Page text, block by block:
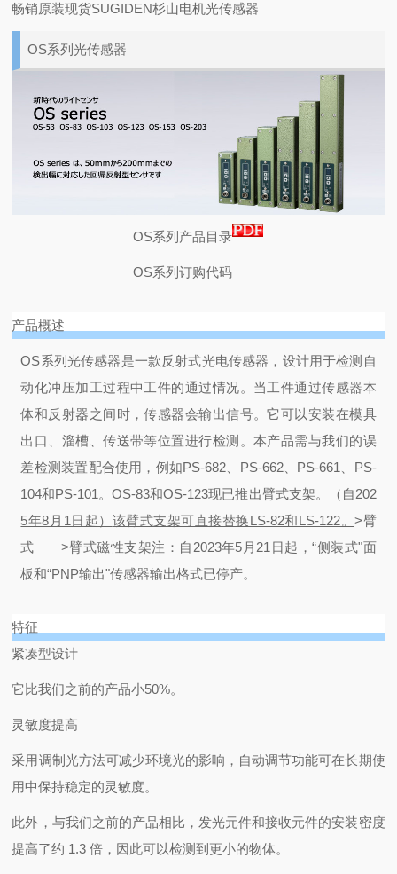
畅销原装现货SUGIDEN杉山电机光传感器
OS系列光传感器
OS系列产品目录
OS系列订购代码
产品概述
OS系列光传感器是一款反射式光电传感器，设计用于检测自
动化冲压加工过程中工件的通过情况。当工件通过传感器本
体和反射器之间时，传感器会输出信号。它可以安装在模具
出口、溜槽、传送带等位置进行检测。 本产品需与我们的误
差检测装置配合使用，例如PS-682、PS-662、PS-661、PS-
104和PS-101。OS-83和OS-123现已推出臂式支架。（自202
5年8月1日起） 该臂式支架可直接替换LS-82和LS-122。>臂
式 >臂式磁性支架注：自2023年5月21日起，“侧装式"面
板和“PNP输出"传感器输出格式已停产。
特征
紧凑型设计
它比我们之前的产品小50%。
灵敏度提高
采用调制光方法可减少环境光的影响，自动调节功能可在长期使
用中保持稳定的灵敏度。
此外，与我们之前的产品相比，发光元件和接收元件的安装密度
提高了约 1.3 倍，因此可以检测到更小的物体。